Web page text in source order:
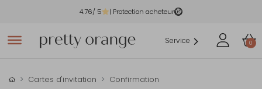
4.76/ 5 | Protection acheteur
Service 0
Cartes d'invitation Confirmation